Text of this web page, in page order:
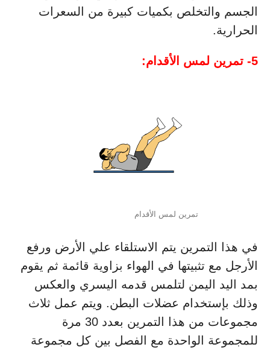
الجسم والتخلص بكميات كبيرة من السعرات
الحرارية.
5- تمرين لمس الأقدام:
تمرين لمس الأقدام
في هذا التمرين يتم الاستلقاء علي الأرض ورفع
الأرجل مع تثبيتها في الهواء بزاوية قائمة ثم يقوم
بمد اليد اليمن لتلمس قدمه اليسري والعكس
وذلك بإستخدام عضلات البطن. ويتم عمل ثلاث
مجموعات من هذا التمرين بعدد 30 مرة
للمجموعة الواحدة مع الفصل بين كل مجموعة